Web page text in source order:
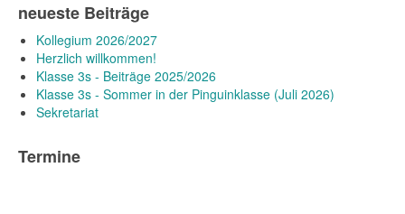
neueste Beiträge
Kollegium 2026/2027
Herzlich willkommen!
Klasse 3s - Beiträge 2025/2026
Klasse 3s - Sommer in der Pinguinklasse (Juli 2026)
Sekretariat
Termine